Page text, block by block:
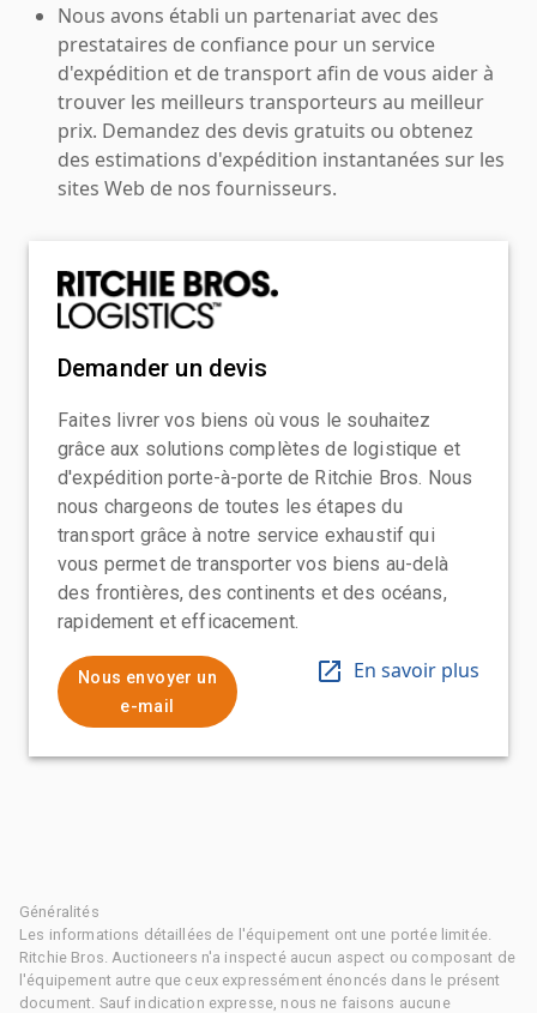
Nous avons établi un partenariat avec des
prestataires de confiance pour un service
d'expédition et de transport afin de vous aider à
trouver les meilleurs transporteurs au meilleur
prix. Demandez des devis gratuits ou obtenez
des estimations d'expédition instantanées sur les
sites Web de nos fournisseurs.
Demander un devis
Faites livrer vos biens où vous le souhaitez
grâce aux solutions complètes de logistique et
d'expédition porte-à-porte de Ritchie Bros. Nous
nous chargeons de toutes les étapes du
transport grâce à notre service exhaustif qui
vous permet de transporter vos biens au-delà
des frontières, des continents et des océans,
rapidement et efficacement.
Nous envoyer un
e-mail
En savoir plus
Généralités
Les informations détaillées de l'équipement ont une portée limitée.
Ritchie Bros. Auctioneers n'a inspecté aucun aspect ou composant de
l'équipement autre que ceux expressément énoncés dans le présent
document. Sauf indication expresse, nous ne faisons aucune